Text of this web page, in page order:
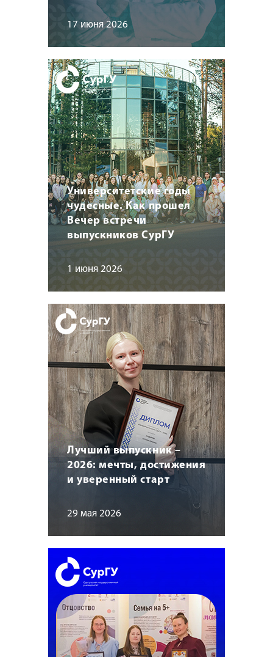
17 июня 2026
Университетские годы
чудесные. Как прошел
Вечер встречи
выпускников СурГУ
1 июня 2026
Лучший выпускник –
2026: мечты, достижения
и уверенный старт
29 мая 2026